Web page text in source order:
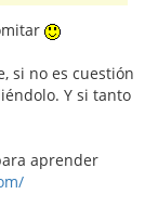
si no es cuestión
Y si tanto
aprender